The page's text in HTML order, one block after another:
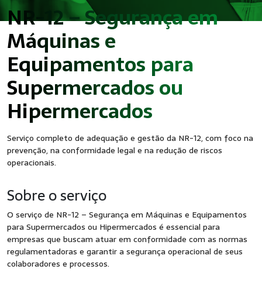
NR-12 – Segurança em
Máquinas e
Equipamentos para
Supermercados ou
Hipermercados
Serviço completo de adequação e gestão da NR-12, com foco na
prevenção, na conformidade legal e na redução de riscos
operacionais.
Sobre o serviço
O serviço de NR-12 – Segurança em Máquinas e Equipamentos
para Supermercados ou Hipermercados é essencial para
empresas que buscam atuar em conformidade com as normas
regulamentadoras e garantir a segurança operacional de seus
colaboradores e processos.